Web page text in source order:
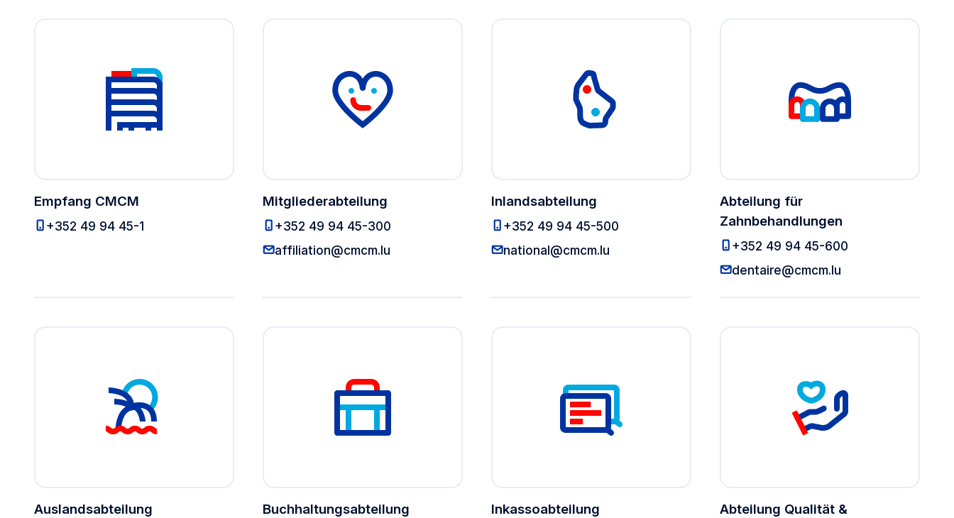
Empfang CMCM
+352 49 94 45-1
Mitgliederabteilung
+352 49 94 45-300 Mitgliederabteilung
affiliation@cmcm.lu Mitgliederabteilung
Inlandsabteilung
+352 49 94 45-500
national@cmcm.lu
Abteilung für
Zahnbehandlungen
+352 49 94 45-600
dentaire@cmcm.lu
Auslandsabteilung Buchhaltungsabteilung Inkassoabteilung
Abteilung Qualität &